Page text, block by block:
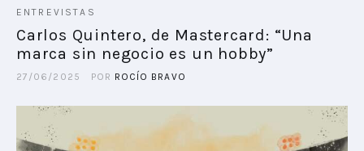
ENTREVISTAS
Carlos Quintero, de Mastercard: “Una
marca sin negocio es un hobby”
27/06/2025 POR ROCÍO BRAVO